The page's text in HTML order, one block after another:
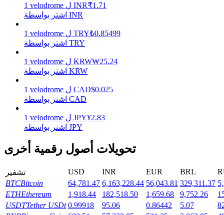
يكسب
خنزير الطاقة
احصل على مكافآت تنافسية يوميًا
1 velodrome ل INR₹1.71
اشتر بواسطة INR
1 velodrome ل TRY₺0.85499
اشتر بواسطة TRY
1 velodrome ل KRW₩25.24
اشتر بواسطة KRW
1 velodrome ل CAD$0.025
اشتر بواسطة CAD
1 velodrome ل JPY¥2.83
اشتر بواسطة JPY
تحويلات أصول رقمية أخرى
تشفير USD INR EUR BRL
BTCBitcoin 64,781.47 6,163,228.44 56,043.81 329,311.37
ETHEthereum 1,918.44 182,518.50 1,659.68 9,752.26
USDTTether USDt 0.99918 95.06 0.86442 5.07